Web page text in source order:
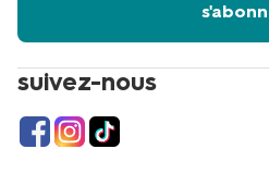
suivez-nous